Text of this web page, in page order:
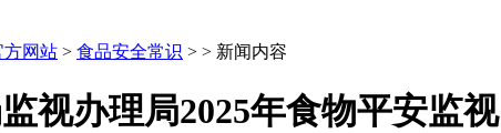
方网站 > 食品安全常识 > > 新闻内容
视办理局2025年食物平安监视